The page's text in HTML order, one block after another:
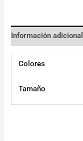
Información adicional
Colores
Tamaño